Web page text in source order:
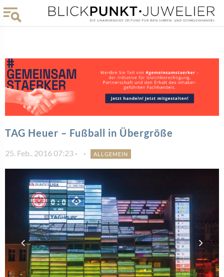
TAG Heuer – Fußball in Übergröße
25. Feb.. 2016 07:23 ALLGEMEIN